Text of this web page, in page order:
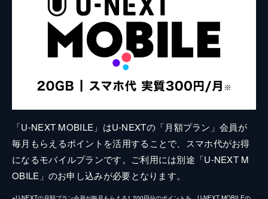
「U-NEXT MOBILE」はU-NEXTの「月額プラン」会員が
毎月もらえるポイントを活用することで、スマホ代がお得
になるモバイルプランです。ご利用には別途「U-NEXT M
OBILE」のお申し込みが必要となります。